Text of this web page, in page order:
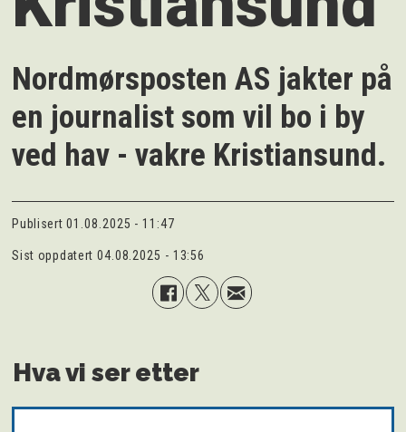
Nordmørsposten AS jakter på
en journalist som vil bo i by
ved hav - vakre Kristiansund.
Publisert 01.08.2025 - 11:47
Sist oppdatert 04.08.2025 - 13:56
Hva vi ser etter